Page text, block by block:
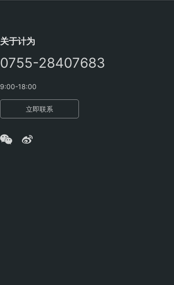
关于计为
0755-28407683
9:00-18:00
立即联系